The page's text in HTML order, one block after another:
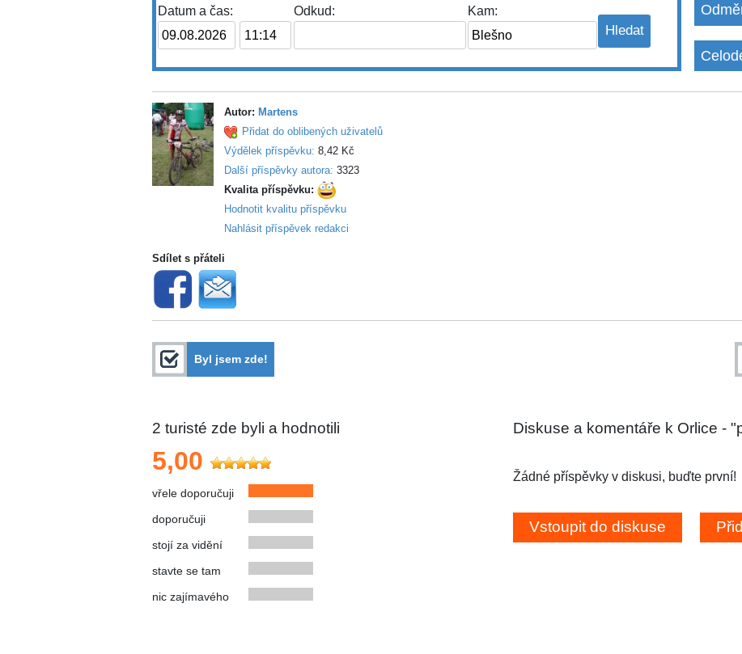
Datum a čas: Odkud: Kam:
Autor: Martens
Přidat do oblibených uživatelů
Výdělek příspěvku: 8,42 Kč
Další příspěvky autora: 3323
Kvalita příspěvku:
Hodnotit kvalitu příspěvku
Nahlásit příspěvek redakci
Sdílet s přáteli
Byl jsem zde!
2 turisté zde byli a hodnotili
5,00
vřele doporučuji
doporučuji
stojí za vidění
stavte se tam
nic zajímavého
Diskuse a komentáře k Orlice -
Žádné příspěvky v diskusi, buďte první!